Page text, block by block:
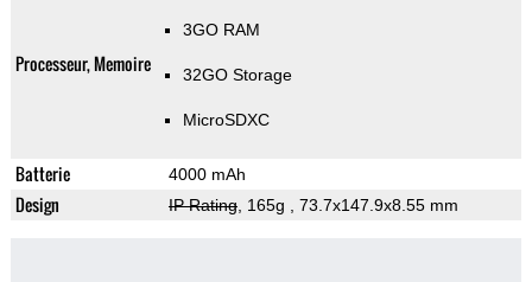
Processeur, Memoire
3GO RAM
32GO Storage
MicroSDXC
Batterie 4000 mAh
Design IP Rating, 165g , 73.7x147.9x8.55 mm